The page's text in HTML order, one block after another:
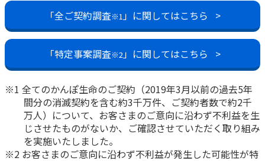
お手続き一覧
きっかけ・できごとから探す
マイページでできること
終身保険
養老保険
定期保険
学資保険
長寿支援保険
お見積りシミュレーション
資料請求
法人のお客さま向け商品一覧
目的から探す
お役立ち情報
法人向け資料請求
お問い合わせ先
保険
医療
お金
かんぽ生命について
ご挨拶
経営理念・経営戦略
会社概要
よくあるご質問
サステナビリティ
株主・投資家のみなさまへ
「全ご契約調査※1 」に関してはこちら >
「特定事案調査※2」に関してはこちら >
※1 全てのかんぽ生命のご契約（2019年3月以前の過去5年
間分の消滅契約を含む約3千万件、ご契約者数で約2千
万人）について、お客さまのご意向に沿わず不利益を生
じさせたものがないか、ご確認させていただく取り組み
を実施いたしました。
※2 お客さまのご意向に沿わず不利益が発生した可能性が特